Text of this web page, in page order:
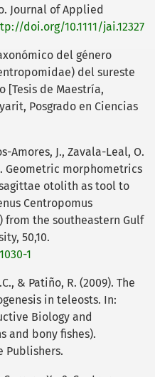
Journal of Applied
doi.org/10.1111/jai.12327
del género
del sureste
[Tesis de Maestría,
Posgrado en Ciencias
Amores, J., Zavala-Leal, O.
Geometric morphometrics
otolith as tool to
Centropomus
from the southeastern Gulf
50,10.
1
& Patiño, R. (2009). The
in teleosts. In:
Biology and
and bony fishes).
Publishers.